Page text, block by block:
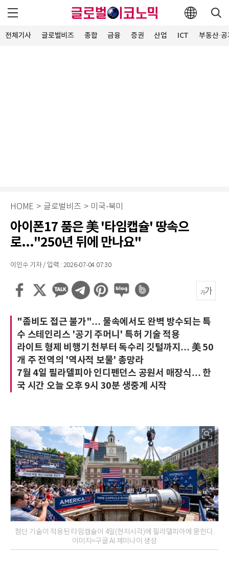
전체기사 글로벌비즈 종합 금융 증권 산업 ICT 부동산·
HOME > 글로벌비즈 > 미국·북미
아이폰17 품은 美 '타임캡슐' 땅속으
로..."250년 뒤에 만나요"
이인수 기자 / 입력 : 2026-07-04 07:30
"좀비도 접근 불가"… 물속에서도 완벽 방수되는 특
수 스테인리스 '공기 주머니' 특허 기술 적용
라이트 형제 비행기 천부터 독수리 깃털까지… 美 50
개 주 전역의 '역사적 보물' 총망라
7월 4일 필라델피아 인디펜던스 공원서 매장식… 한
국 시간 오늘 오후 9시 30분 생중계 시작
첨단 기술이 적용된 타임캡슐이 4일(현지시각)에 필라델피아에 묻힌다.
이미지=구글 AI 제미나이 생성